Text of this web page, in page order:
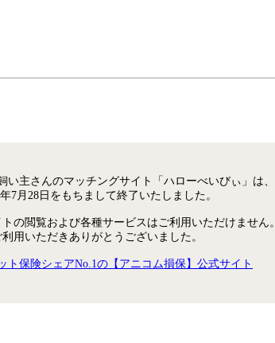
い主さんのマッチングサイト「ハローべいびぃ」は、
7月28日をもちまして終了いたしました。
の閲覧および各種サービスはご利用いただけません
利用いただきありがとうございました。
ト保険シェアNo.1の【アニコム損保】公式サイト